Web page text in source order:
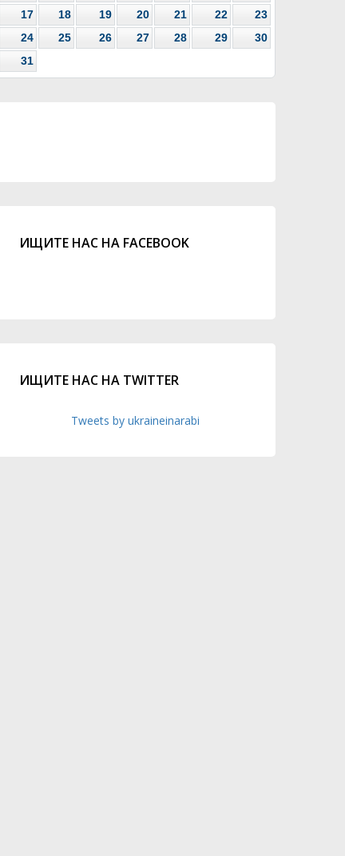
17
18 19 20 21 22
23
24
25 26 27 28 29
30
31
ИЩИТЕ НАС НА FACEBOOK
ИЩИТЕ НАС НА TWITTER
Tweets by ukraineinarabi